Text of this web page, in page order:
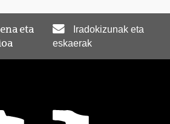
eta
Iradokizunak eta
eskaerak